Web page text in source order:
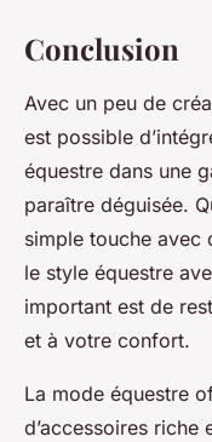
Conclusion
Avec un peu de
est possible
équestre dans une
paraître déguisée.
simple touche avec
le style équestre
important est de
et à votre confort.
La mode équestre
d’accessoires